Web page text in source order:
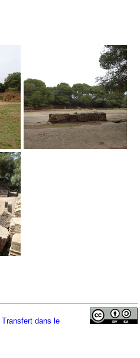
Transfert dans le